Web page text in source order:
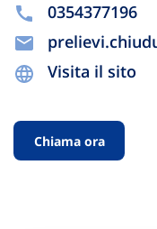
0354377196
Visita il sito
Chiama ora